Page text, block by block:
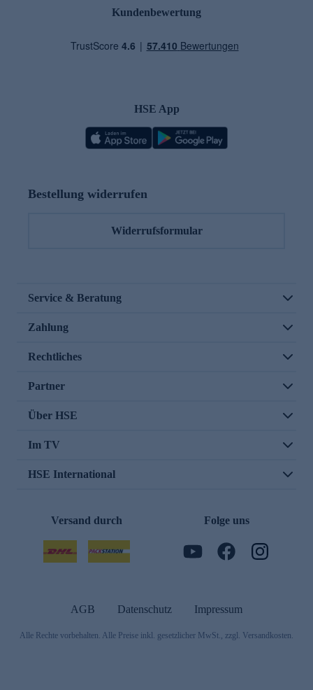
Kundenbewertung
HSE App
Bestellung widerrufen
Widerrufsformular
Service & Beratung
Zahlung
Rechtliches
Partner
Über HSE
Im TV
HSE International
Versand durch Folge uns
AGB Datenschutz Impressum
Alle Rechte vorbehalten. Alle Preise inkl. gesetzlicher MwSt., zzgl. Versandkosten.